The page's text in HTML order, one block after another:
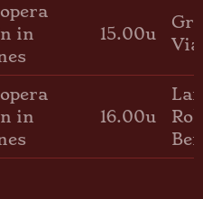
in
15.00u
in
16.00u